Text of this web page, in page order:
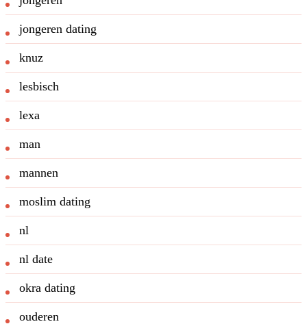
jongeren dating
knuz
lesbisch
lexa
man
mannen
moslim dating
nl
nl date
okra dating
ouderen